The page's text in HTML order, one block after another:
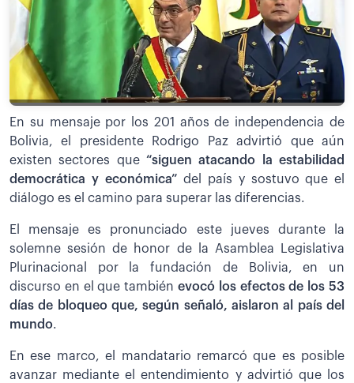
En su mensaje por los 201 años de independencia de
Bolivia, el presidente Rodrigo Paz advirtió que aún
existen sectores que“siguen atacando la estabilidad
democrática y económica”del país y sostuvo que el
diálogo es el camino para superar las diferencias.
El mensaje es pronunciado este jueves durante la
solemne sesión de honor de la Asamblea Legislativa
Plurinacional por la fundación de Bolivia, en un
discurso en el que también evocó los efectos de los 53
días de bloqueo que, según señaló, aislaron al país del
mundo.
En ese marco, el mandatario remarcó que es posible
avanzar mediante el entendimiento y advirtió que los